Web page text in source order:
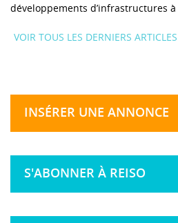
développements d’infrastructures
VOIR TOUS LES DERNIERS ARTICLES
INSÉRER UNE ANNONCE
S'ABONNER À REISO